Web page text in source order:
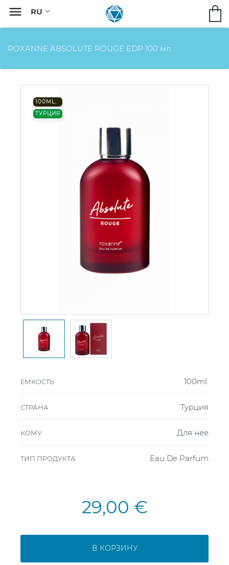

ROXANNE ABSOLUTE ROUGE EDP 100 мл.
100ML.
ТУРЦИЯ
ЕМКОСТЬ 100ml.
СТРАНА Турция
КОМУ Для нее
ТИП ПРОДУКТА Eau De Parfum
29,00 €
В КОРЗИНУ